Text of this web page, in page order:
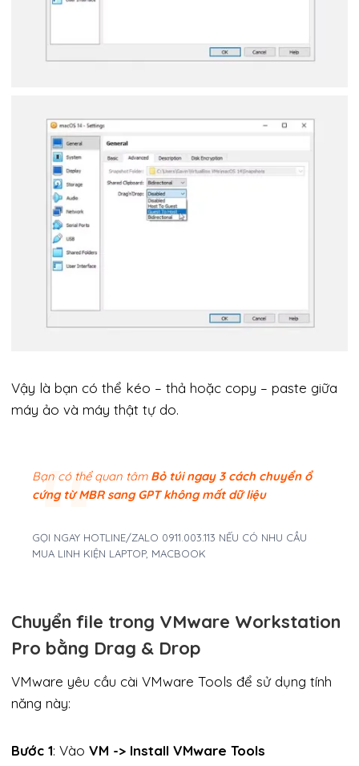
Vậy là bạn có thể kéo – thả hoặc copy – paste giữa
máy ảo và máy thật tự do.
Bạn có thể quan tâm Bỏ túi ngay 3 cách chuyển ổ
cứng từ MBR sang GPT không mất dữ liệu
GỌI NGAY HOTLINE/ZALO 0911.003.113 NẾU CÓ NHU CẦU
MUA LINH KIỆN LAPTOP, MACBOOK
Chuyển file trong VMware Workstation
Pro bằng Drag & Drop
VMware yêu cầu cài VMware Tools để sử dụng tính
năng này:
Bước 1: Vào VM -> Install VMware Tools